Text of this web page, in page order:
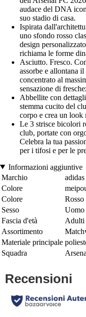
audace del DNA
suo stadio di casa.
Ispirata
uno sfondo rosso
design
richiama le forme
Asciutto. Fresco.
assorbe e allontana
concentrato al
sensazione di
Abbellite con
stemma cucito del
corpo e crea un look
Le 3 strisce bicolori
club, portate con
Celebra la tua
per i tifosi e per le
Informazioni aggiuntive
Marchio
adidas
Colore
Colore
Rosso
Sesso
Uomo
Fascia d'età
Adulti
Assortimento
Materiale principale
Squadra